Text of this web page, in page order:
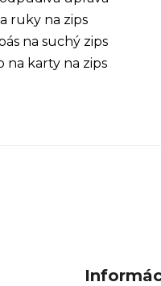
ruky na zips
na suchý zips
na karty na zips